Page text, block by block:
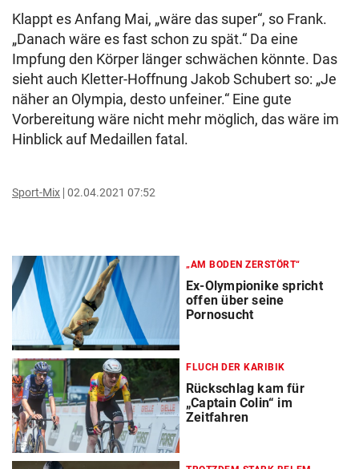
Klappt es Anfang Mai, „wäre das super“, so Frank.
„Danach wäre es fast schon zu spät.“ Da eine
Impfung den Körper länger schwächen könnte. Das
sieht auch Kletter-Hoffnung Jakob Schubert so: „Je
näher an Olympia, desto unfeiner.“ Eine gute
Vorbereitung wäre nicht mehr möglich, das wäre im
Hinblick auf Medaillen fatal.
Sport-Mix 02.04.2021 07:52
„AM BODEN ZERSTÖRT“
Ex-Olympionike spricht
offen über seine
Pornosucht
FLUCH DER KARIBIK
Rückschlag kam für
„Captain Colin“ im
Zeitfahren